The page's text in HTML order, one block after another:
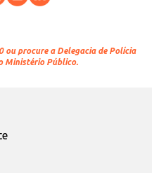
ou procure a Delegacia de Polícia
Ministério Público.